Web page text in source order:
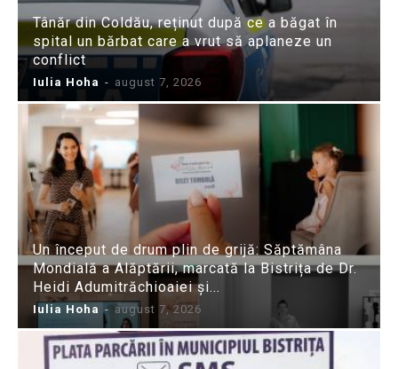
Tânăr din Coldău, reținut după ce a băgat în
spital un bărbat care a vrut să aplaneze un
conflict
Iulia Hoha - august 7, 2026
Un început de drum plin de grijă: Săptămâna
Mondială a Alăptării, marcată la Bistrița de Dr.
Heidi Adumitrăchioaiei și...
Iulia Hoha - august 7, 2026